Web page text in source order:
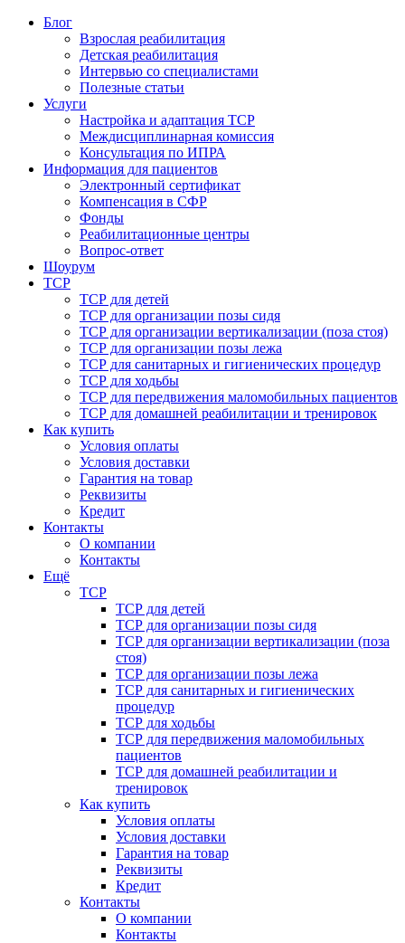
Блог
Взрослая реабилитация
Детская реабилитация
Интервью со специалистами
Полезные статьи
Услуги
Настройка и адаптация ТСР
Междисциплинарная комиссия
Консультация по ИПРА
Информация для пациентов
Электронный сертификат
Компенсация в СФР
Фонды
Реабилитационные центры
Вопрос-ответ
Шоурум
ТСР
ТСР для детей
ТСР для организации позы сидя
ТСР для организации вертикализации (поза стоя)
ТСР для организации позы лежа
ТСР для санитарных и гигиенических процедур
ТСР для ходьбы
ТСР для передвижения маломобильных пациентов
ТСР для домашней реабилитации и тренировок
Как купить
Условия оплаты
Условия доставки
Гарантия на товар
Реквизиты
Кредит
Контакты
О компании
Контакты
Ещё
ТСР
ТСР для детей
ТСР для организации позы сидя
ТСР для организации вертикализации (поза
стоя)
ТСР для организации позы лежа
ТСР для санитарных и гигиенических
процедур
ТСР для ходьбы
ТСР для передвижения маломобильных
пациентов
ТСР для домашней реабилитации и
тренировок
Как купить
Условия оплаты
Условия доставки
Гарантия на товар
Реквизиты
Кредит
Контакты
О компании
Контакты